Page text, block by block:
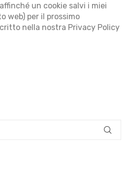
un cookie salvi i miei
web) per il prossimo
nella nostra Privacy Policy